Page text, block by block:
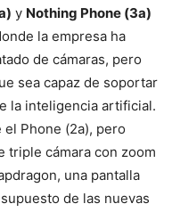
y Nothing Phone (3a)
la empresa ha
de cámaras, pero
sea capaz de soportar
la inteligencia artificial.
el Phone (2a), pero
triple cámara con zoom
una pantalla
de las nuevas